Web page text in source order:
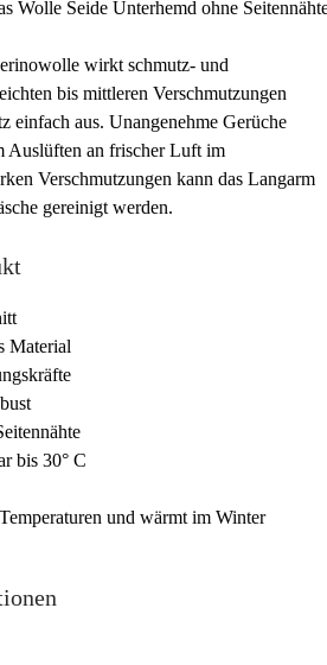
Wolle Seide Unterhemd ohne
wirkt schmutz- und
bis mittleren Verschmutzungen
einfach aus. Unangenehme Gerüche
Auslüften an frischer Luft im
Verschmutzungen kann das Langarm
gereinigt werden.
Material
bis 30° C
und wärmt im Winter